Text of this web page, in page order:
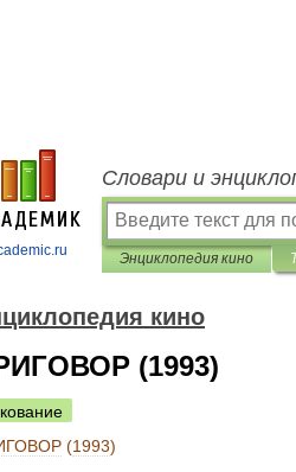
Словари и
Энциклопедия кино
кино
(1993)
(1993)